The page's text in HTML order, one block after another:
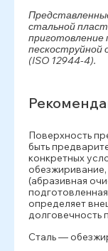
стальной
пескоструйной
(ISO 12944-4).
Поверхность
быть
конкретных
(абразивная
определяет
долговечность
Сталь —